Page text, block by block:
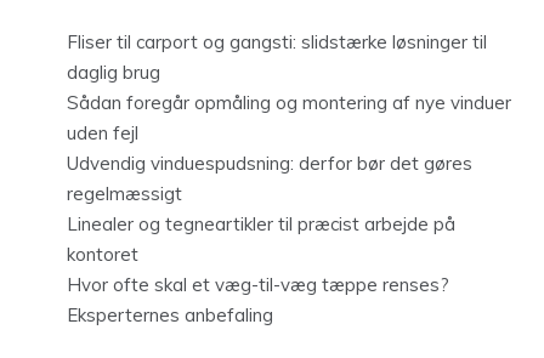
Fliser til carport og gangsti: slidstærke løsninger til
daglig brug
Sådan foregår opmåling og montering af nye vinduer
uden fejl
Udvendig vinduespudsning: derfor bør det gøres
regelmæssigt
Linealer og tegneartikler til præcist arbejde på
kontoret
Hvor ofte skal et væg-til-væg tæppe renses?
Eksperternes anbefaling